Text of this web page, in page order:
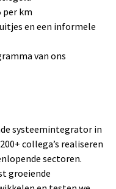
per km
en een informele
van ons
systeemintegrator in
collega’s realiseren
sectoren.
groeiende